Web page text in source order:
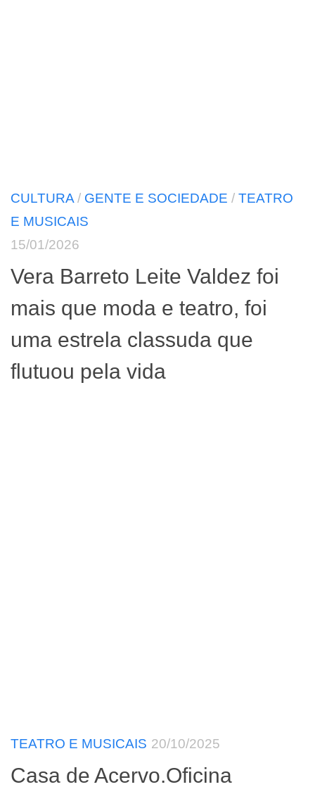
CULTURA/ GENTE E SOCIEDADE / TEATRO
E MUSICAIS
15/01/2026
Vera Barreto Leite Valdez foi
mais que moda e teatro, foi
uma estrela classuda que
flutuou pela vida
TEATRO E MUSICAIS 20/10/2025
Casa de Acervo.Oficina